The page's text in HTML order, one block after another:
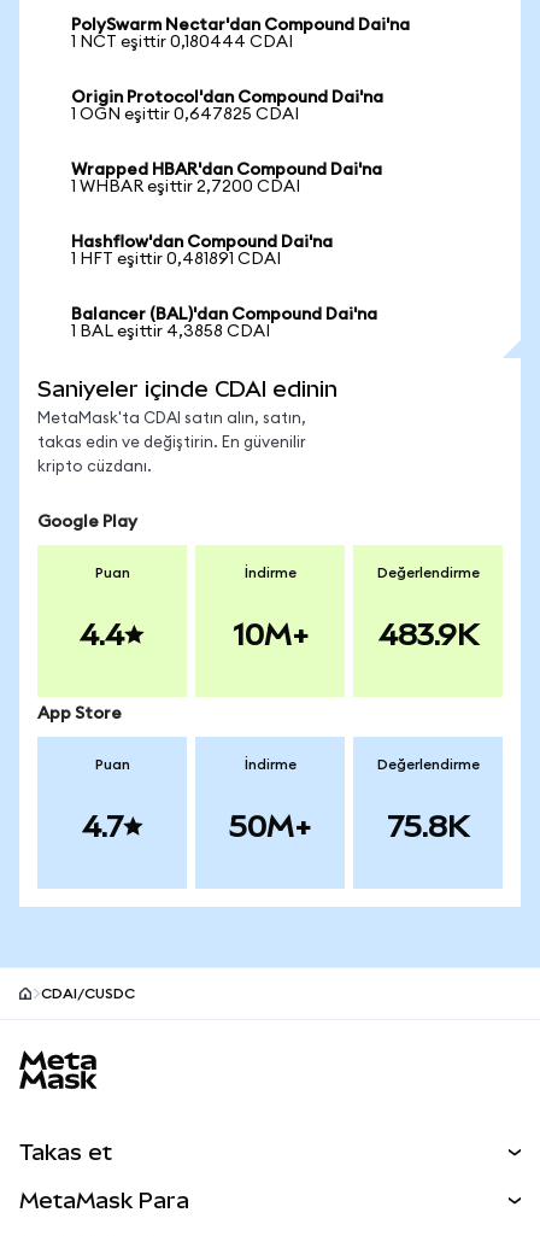
PolySwarm Nectar'dan Compound Dai'na
1 NCT eşittir 0,180444 CDAI
Origin Protocol'dan Compound Dai'na
1 OGN eşittir 0,647825 CDAI
Wrapped HBAR'dan Compound Dai'na
1 WHBAR eşittir 2,7200 CDAI
Hashflow'dan Compound Dai'na
1 HFT eşittir 0,481891 CDAI
Balancer (BAL)'dan Compound Dai'na
1 BAL eşittir 4,3858 CDAI
Saniyeler içinde CDAI edinin
MetaMask'ta CDAI satın alın, satın,
takas edin ve değiştirin. En güvenilir
kripto cüzdanı.
Google Play
Puan
4.4
İndirme
10M+
Değerlendirme
483.9K
App Store
Puan
4.7
İndirme
50M+
Değerlendirme
75.8K
CDAI/CUSDC
Takas et
MetaMask Para